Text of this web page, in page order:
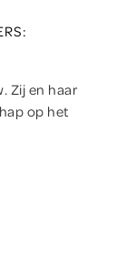
Zij en haar
op het